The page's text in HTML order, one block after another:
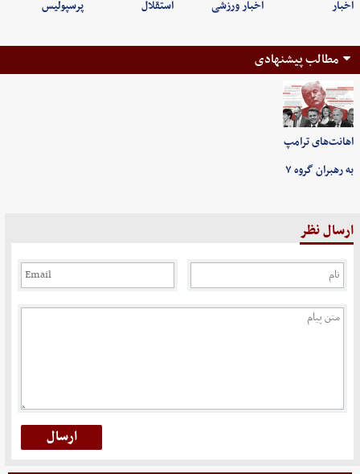
اخبار اخبار ورزشی استقلال پرسپولیس
مطالب پیشنهادی
اهانت‌های ترامپ
به رهبران گروه ۷
ارسال نظر